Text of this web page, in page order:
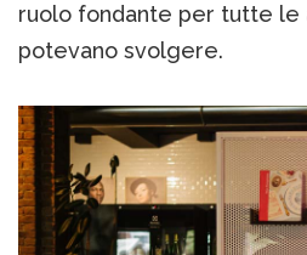
ruolo fondante per tutte le
potevano svolgere.